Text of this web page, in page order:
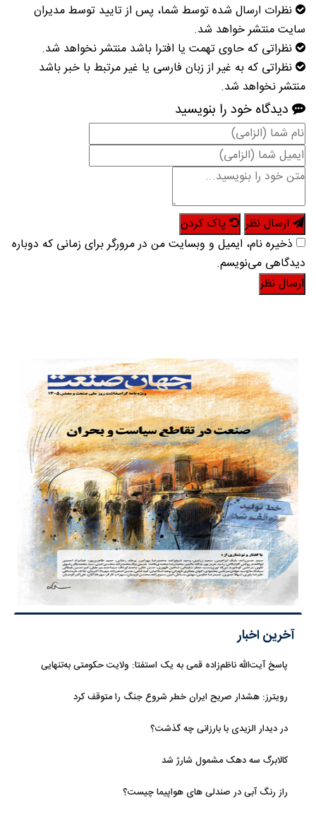
نظرات ارسال شده توسط شما، پس از تایید توسط مدیران
سایت منتشر خواهد شد.
نظراتی که حاوی تهمت یا افترا باشد منتشر نخواهد شد.
نظراتی که به غیر از زبان فارسی یا غیر مرتبط با خبر باشد
منتشر نخواهد شد.
دیدگاه خود را بنویسید
ارسال نظر
پاک کردن
ذخیره نام، ایمیل و وبسایت من در مرورگر برای زمانی که دوباره
دیدگاهی می‌نویسم.
آخرین اخبار
پاسخ آیت‌الله ناظم‌زاده قمی به یک استفتا: ولایت حکومتی به‌تنهایی
رویترز: هشدار صریح ایران خطر شروع جنگ را متوقف کرد
در دیدار الزیدی با بارزانی چه گذشت؟
کالابرگ سه دهک مشمول شارژ شد
راز رنگ آبی در صندلی های هواپیما چیست؟